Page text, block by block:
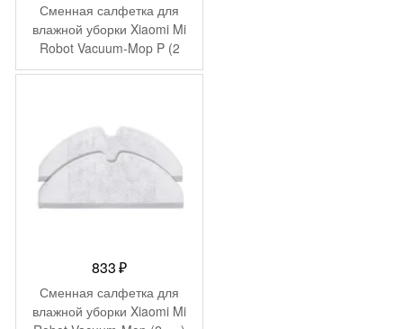
Сменная салфетка для
влажной уборки Xiaomi Mi
Robot Vacuum-Mop P (2
шт) STYTJ02YM-TB
833₽
Сменная салфетка для
влажной уборки Xiaomi Mi